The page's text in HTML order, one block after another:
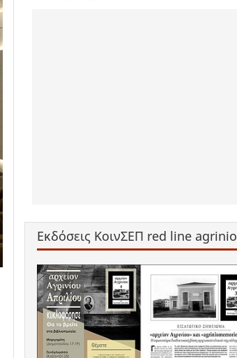
Εκδόσεις ΚοινΣΕΠ red line agrinio